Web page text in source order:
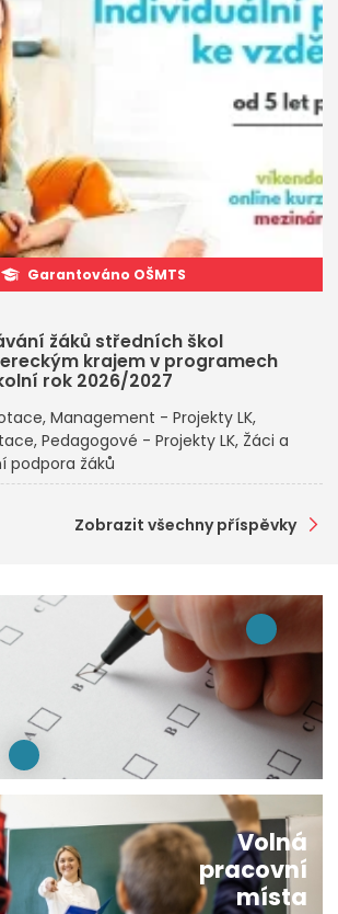
Garantováno OŠMTS
žáků středních škol
krajem v programech
rok 2026/2027
Management - Projekty LK
Pedagogové - Projekty LK Žáci a
podpora žáků
Zobrazit všechny příspěvky
Volná
pracovní
místa